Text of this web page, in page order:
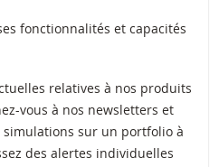
fonctionnalités et capacités
relatives à nos produits
vous à nos newsletters et
sur un portfolio à
des alertes individuelles